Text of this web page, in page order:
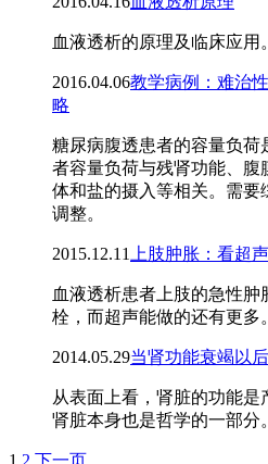
血液透析的原理及临床应用。
2016.04.06教学病例：难治
略
糖尿病腹透患者的容量负荷
者容量负荷与残肾功能、腹
体和盐的摄入等相关。需要
调整。
2015.12.11上肢肿胀：看超
血液透析患者上肢的急性肿
栓，而超声能做的还有更多。
2014.05.29当肾功能衰竭以后
从表面上看，肾脏的功能是
肾脏本身也是哲学的一部分。